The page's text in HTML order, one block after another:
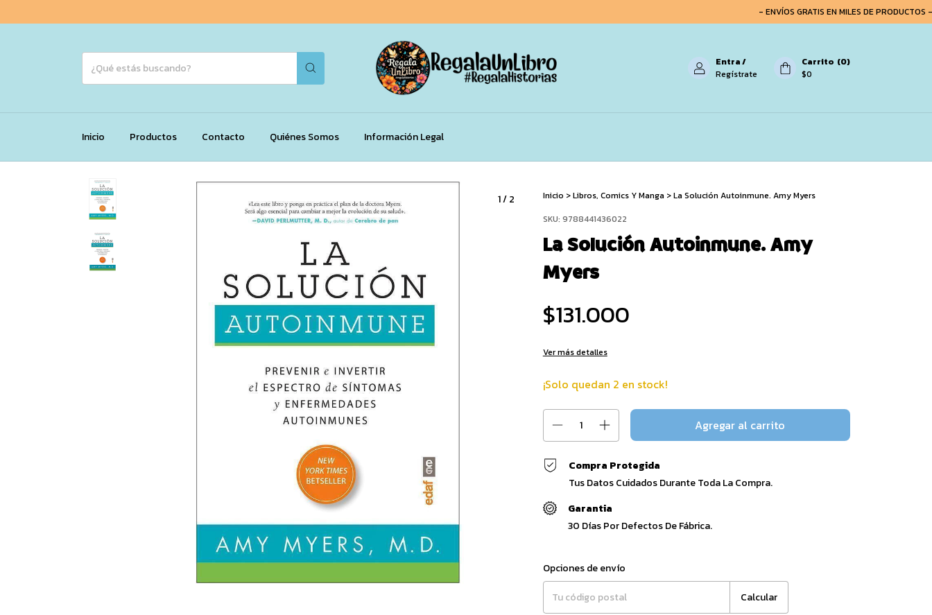
- ENVÍOS GRATIS EN MILES DE PRODUCTOS -
Entra/
Regístrate
Carrito (0)
$0
Inicio Productos Contacto Quiénes Somos Información Legal
1/2 Inicio >Libros, Comics Y Manga >La Solución Autoinmune. Amy Myers
SKU: 9788441436022
La Solución Autoinmune. Amy
Myers
$131.000
Ver más detalles
¡Solo quedan 2 en stock!
Compra Protegida
Tus Datos Cuidados Durante Toda La Compra.
Garantia
30 Días Por Defectos De Fábrica.
Entregas para el CP:
Opciones de envío
Calcular